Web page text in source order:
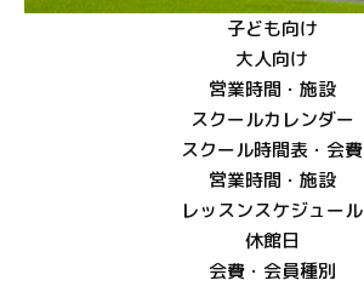
子ども向け
大人向け
営業時間・施設
スクールカレンダー
スクール時間表・会費
営業時間・施設
レッスンスケジュール
休館日
会費・会員種別